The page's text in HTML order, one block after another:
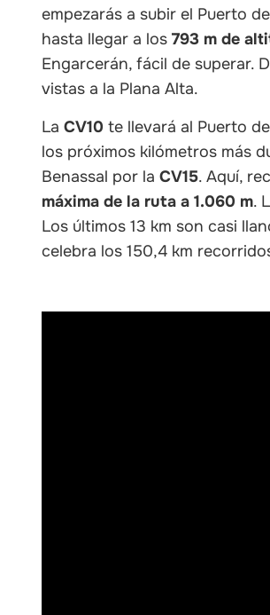
empezarás a subir el Puerto
hasta llegar a los793 m de
Engarcerán, fácil de superar.
vistas a la Plana Alta.
LaCV10 te llevará al Puerto
los próximos kilómetros más
Benassal por laCV15. Aquí,
máxima de la ruta a 1.060 m.
Los últimos 13 km son casi
celebra los 150,4 km